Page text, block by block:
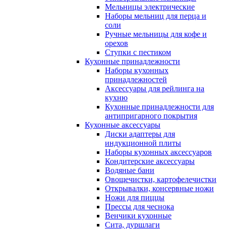
Мельницы электрические
Наборы мельниц для перца и
соли
Ручные мельницы для кофе и
орехов
Ступки с пестиком
Кухонные принадлежности
Наборы кухонных
принадлежностей
Аксессуары для рейлинга на
кухню
Кухонные принадлежности для
антипригарного покрытия
Кухонные аксессуары
Диски адаптеры для
индукционной плиты
Наборы кухонных аксессуаров
Кондитерские аксессуары
Водяные бани
Овощечистки, картофелечистки
Открывалки, консервные ножи
Ножи для пиццы
Прессы для чеснока
Венчики кухонные
Сита, дуршлаги